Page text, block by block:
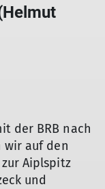
der BRB nach
wir auf den
Aiplspitz
und